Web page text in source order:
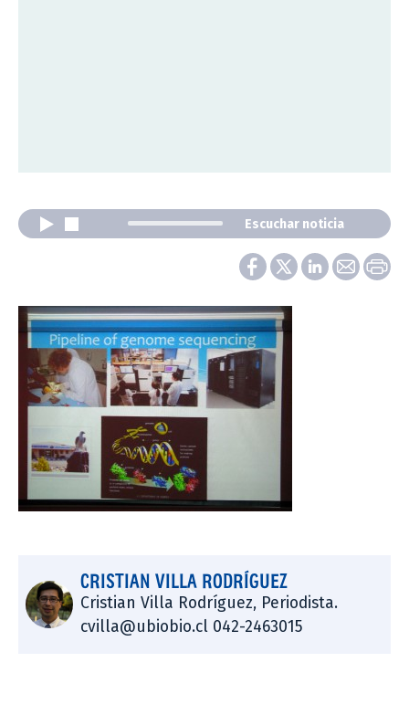
Escuchar noticia
CRISTIAN VILLA RODRÍGUEZ
Cristian Villa Rodríguez, Periodista.
cvilla@ubiobio.cl 042-2463015